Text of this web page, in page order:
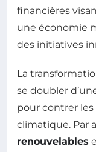
financières
une économie
des initiatives
La
se doubler
pour contrer
climatique. Par
renouvelables